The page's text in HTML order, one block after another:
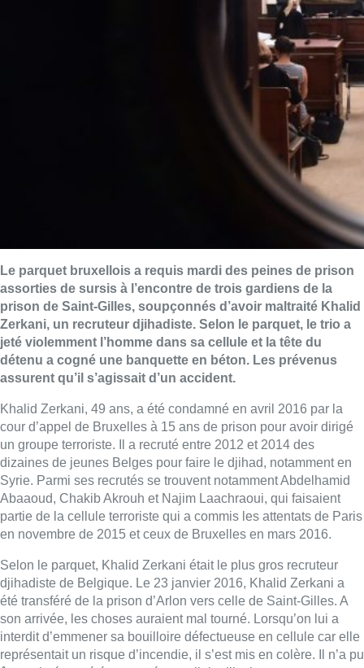
Le parquet bruxellois a requis mardi des peines de prison
assorties de sursis à l’encontre de trois gardiens de la
prison de Saint-Gilles, soupçonnés d’avoir maltraité Khalid
Zerkani, un recruteur djihadiste. Selon le parquet, le trio a
jeté violemment l’homme dans sa cellule et la tête du
détenu a cogné une banquette en béton. Les prévenus
assurent qu’il s’agissait d’un accident.
Khalid Zerkani, 49 ans, a été condamné en avril 2016 par la
cour d’appel de Bruxelles à 15 ans de prison pour avoir dirigé
un groupe terroriste. Il a recruté entre 2012 et 2014 des
dizaines de jeunes Belges pour faire le djihad, notamment en
Syrie. Parmi ses recrutés se trouvent notamment Abdelhamid
Abaaoud, Chakib Akrouh et Najim Laachraoui, qui faisaient
partie de la cellule terroriste qui a commis les attentats de Paris
en novembre de 2015 et ceux de Bruxelles en mars 2016.
Selon le parquet, Khalid Zerkani était le plus gros recruteur
djihadiste de Belgique. Le 23 janvier 2016, Khalid Zerkani a
été transféré de la prison d’Arlon vers celle de Saint-Gilles. A
son arrivée, les choses auraient mal tourné. Lorsqu’on lui a
interdit d’emmener sa bouilloire défectueuse en cellule car elle
représentait un risque d’incendie, il s’est mis en colère. Il n’a pu